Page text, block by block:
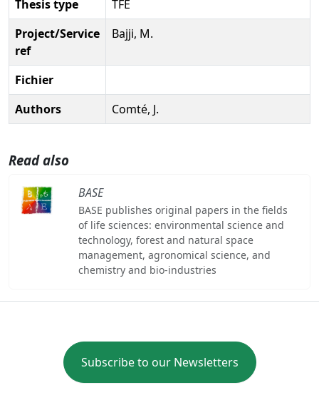
Thesis type
TFE
Project/Service
ref
Bajji, M.
Fichier
Authors
Comté, J.
Read also
BASE
BASE publishes original papers in the fields
of life sciences: environmental science and
technology, forest and natural space
management, agronomical science, and
chemistry and bio-industries
Subscribe to our Newsletters